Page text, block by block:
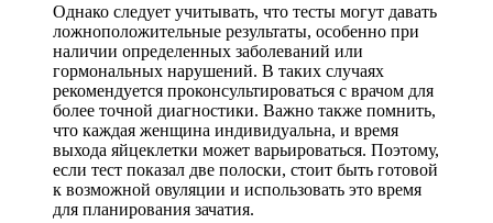
Однако следует учитывать, что тесты могут давать
ложноположительные результаты, особенно при
наличии определенных заболеваний или
гормональных нарушений. В таких случаях
рекомендуется проконсультироваться с врачом для
более точной диагностики. Важно также помнить,
что каждая женщина индивидуальна, и время
выхода яйцеклетки может варьироваться. Поэтому,
если тест показал две полоски, стоит быть готовой
к возможной овуляции и использовать это время
для планирования зачатия.